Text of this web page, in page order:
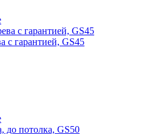
с гарантией, GS45